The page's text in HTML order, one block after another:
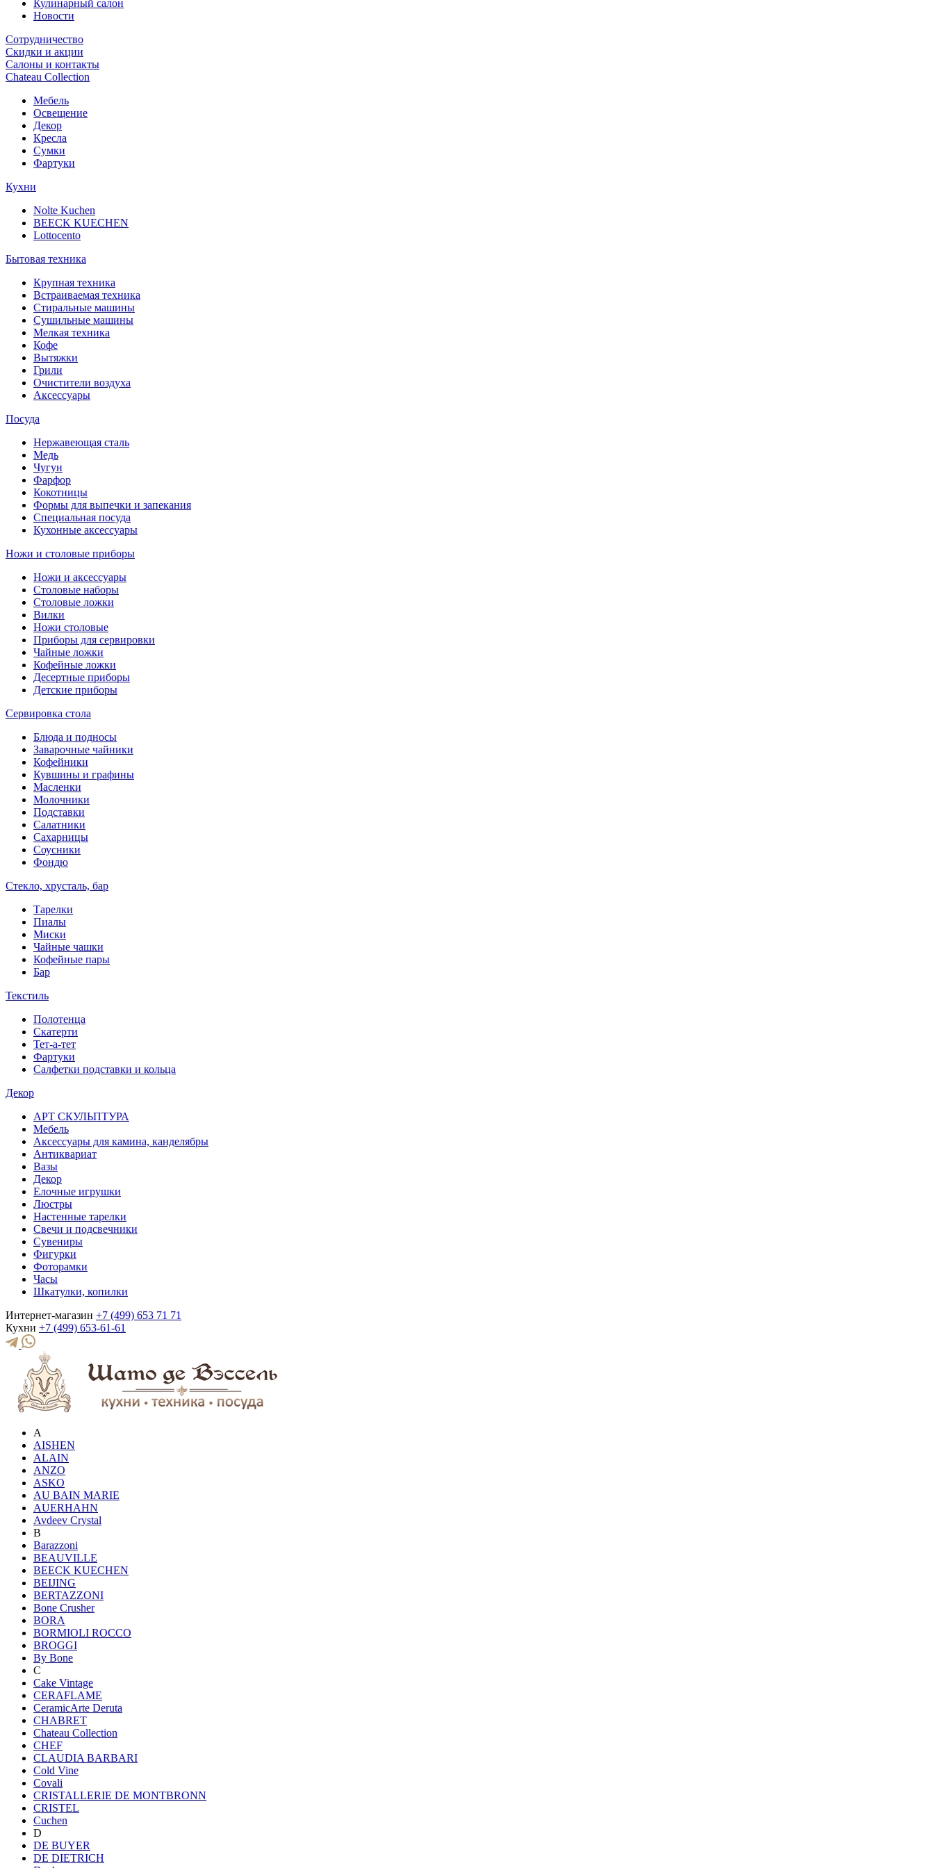
Кулинарный салон
Новости
Сотрудничество
Скидки и акции
Салоны и контакты
Chateau Collection
Мебель
Освещение
Декор
Кресла
Сумки
Фартуки
Кухни
Nolte Kuchen
BEECK KUECHEN
Lottocento
Бытовая техника
Крупная техника
Встраиваемая техника
Стиральные машины
Сушильные машины
Мелкая техника
Кофе
Вытяжки
Грили
Очистители воздуха
Аксессуары
Посуда
Нержавеющая сталь
Медь
Чугун
Фарфор
Кокотницы
Формы для выпечки и запекания
Специальная посуда
Кухонные аксессуары
Ножи и столовые приборы
Ножи и аксессуары
Столовые наборы
Столовые ложки
Вилки
Ножи столовые
Приборы для сервировки
Чайные ложки
Кофейные ложки
Десертные приборы
Детские приборы
Сервировка стола
Блюда и подносы
Заварочные чайники
Кофейники
Кувшины и графины
Масленки
Молочники
Подставки
Салатники
Сахарницы
Соусники
Фондю
Стекло, хрусталь, бар
Тарелки
Пиалы
Миски
Чайные чашки
Кофейные пары
Бар
Текстиль
Полотенца
Скатерти
Тет-а-тет
Фартуки
Салфетки подставки и кольца
Декор
АРТ СКУЛЬПТУРА
Мебель
Аксессуары для камина, канделябры
Антиквариат
Вазы
Декор
Елочные игрушки
Люстры
Настенные тарелки
Свечи и подсвечники
Сувениры
Фигурки
Фоторамки
Часы
Шкатулки, копилки
Интернет-магазин +7 (499) 653 71 71
Кухни +7 (499) 653-61-61
A
AISHEN
ALAIN
ANZO
ASKO
AU BAIN MARIE
AUERHAHN
Avdeev Crystal
B
Barazzoni
BEAUVILLE
BEECK KUECHEN
BEIJING
BERTAZZONI
Bone Crusher
BORA
BORMIOLI ROCCO
BROGGI
By Bone
C
Cake Vintage
CERAFLAME
CeramicArte Deruta
CHABRET
Chateau Collection
CHEF
CLAUDIA BARBARI
Cold Vine
Covali
CRISTALLERIE DE MONTBRONN
CRISTEL
Cuchen
D
DE BUYER
DE DIETRICH